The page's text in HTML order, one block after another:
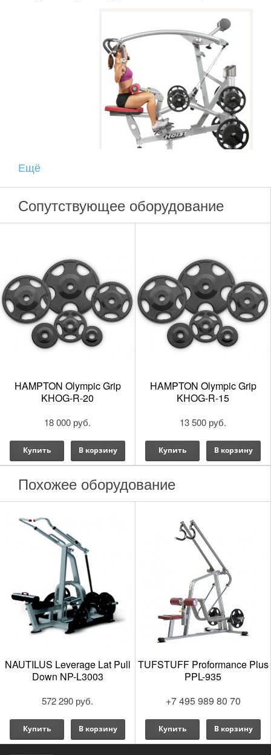
Во время свободных движений корпуса вперед,
усиливающих мускулатуру торса, осуществляется
Дополнительное усиление растяжения
обеспечивается небольшим наклонным положением
тела в стартовой позиции.
Ещё
Сопутствующее оборудование
HAMPTON Olympic Grip
KHOG-R-20
18 000 руб.
Купить В корзину
HAMPTON Olympic Grip
KHOG-R-15
13 500 руб.
Купить В корзину
Похожее оборудование
NAUTILUS Leverage Lat Pull
Down NP-L3003
572 290 руб.
Купить В корзину
TUFSTUFF Proformance Plus
PPL-935
+7 495 989 80 70
Купить В корзину